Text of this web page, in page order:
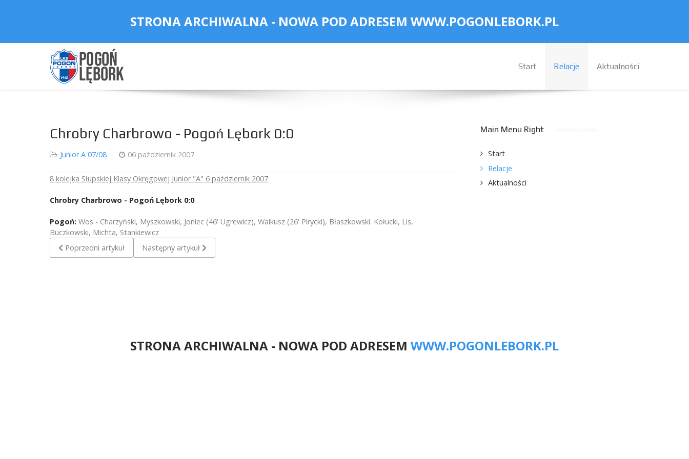
STRONA ARCHIWALNA - NOWA POD ADRESEM WWW.POGONLEBORK.PL
Start Relacje Aktualności
Chrobry Charbrowo - Pogoń Lębork 0:0
Junior A 07/08 06 październik 2007
8 kolejka Słupskiej Klasy Okręgowej Junior "A" 6 październik 2007
Chrobry Charbrowo - Pogoń Lębork 0:0
Pogoń: Wos - Charzyński, Myszkowski, Joniec (46' Ugrewicz), Walkusz (26' Pirycki), Błaszkowski. Kołucki, Lis,
Buczkowski, Michta, Stankiewicz
Poprzedni artykuł: Pogoń Lębork - Krokusy Stowęcino 5:3
Poprzedni artykuł Następny artykuł: Pogoń Lębork - Pomorze Potęgowo
Następny artykuł
Main Menu Right
Start
Relacje
Aktualności
STRONA ARCHIWALNA - NOWA POD ADRESEM WWW.POGONLEBORK.PL